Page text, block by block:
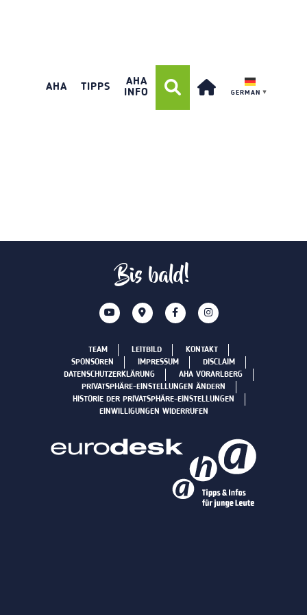
AHA TIPPS
AHA
INFO
GERMAN ▼
Bis bald!
TEAM LEITBILD
KONTAKT
SPONSOREN
IMPRESSUM
DISCLAIM
DATENSCHUTZERKLÄRUNG
AHA VORARLBERG
PRIVATSPHÄRE-EINSTELLUNGEN ÄNDERN
HISTORIE DER PRIVATSPHÄRE-EINSTELLUNGEN
EINWILLIGUNGEN WIDERRUFEN